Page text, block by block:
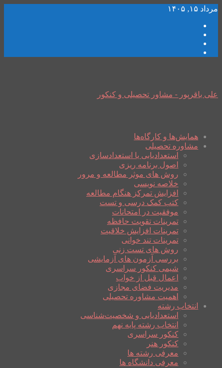
مرداد ۱۵, ۱۴۰۵
علی باقرپور - مشاور تحصیلی و کنکور
همایش‌ها و کارگاه‌ها
مشاوره تحصیلی
استعدادیابی یا استعدادسازی
اصول برنامه ریزی
روش های موثر مطالعه و مرور
خلاصه نویسی
افزایش تمرکز هنگام مطالعه
کتب کمک درسی و تست
موفقیت در امتحانات
تمرینات تقویت حافظه
تمرینات افزایش خلاقیت
تمرینات تند خوانی
روش های تست زنی
بررسی آزمون های آزمایشی
شیمی کنکور سراسری
اعمال قبل از خواب
مدیریت فضای مجازی
اهمیت مشاوره تحصیلی
انتخاب رشته
استعدادیابی و شخصیت‌شناسی
انتخاب رشته پایه نهم
کنکور سراسری
کنکور هنر
معرفی رشته ها
معرفی دانشگاه ها